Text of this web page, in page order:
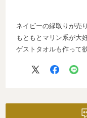
ネイビーの縁取りが売
もともとマリン系が大
ゲストタオルも作って